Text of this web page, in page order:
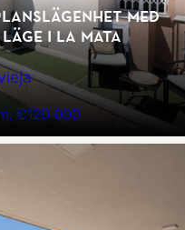
med
i La Mata
€120 000